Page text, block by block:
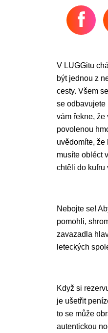
V LUGGitu
být jednou z
cesty. Všem
se odbavujete
vám řekne,
povolenou
uvědomíte, že
musíte obléct
chtěli do kufru
Nebojte se!
pomohli,
zavazadla
leteckých
Když si
je ušetřit
to se může
autentickou